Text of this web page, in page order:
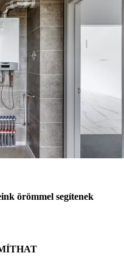
örömmel segítenek